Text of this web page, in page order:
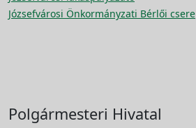
Józsefvárosi Önkormányzati Bérlői csere
Polgármesteri Hivatal